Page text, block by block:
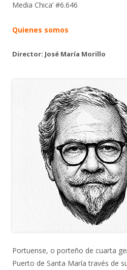
Media Chica’ #6.646
Quienes somos
Director: José María Morillo
Portuense, o porteño de cuarta
Puerto de Santa María través de